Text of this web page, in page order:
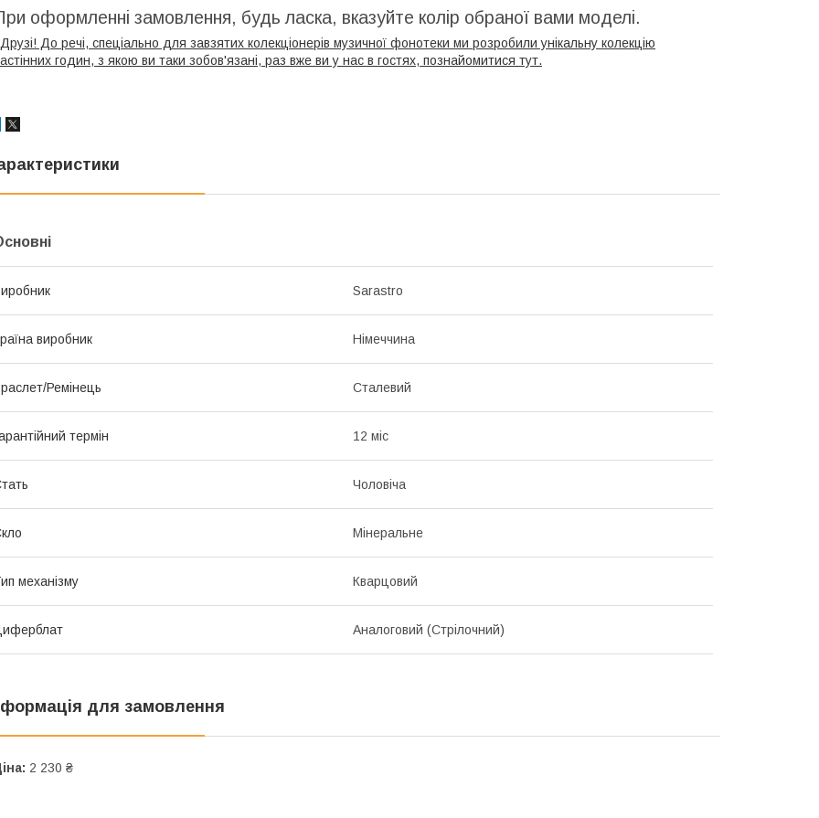
оформленні замовлення, будь ласка, вказуйте колір обраної вами моделі.
До речі, спеціально для завзятих колекціонерів музичної фонотеки ми розробили унікальну колекцію
годин, з якою ви таки зобов'язані, раз вже ви у нас в гостях, познайомитися тут.
Sarastro
виробник Німеччина
Ремінець Сталевий
термін 12 міс
Чоловіча
Мінеральне
механізму Кварцовий
Аналоговий (Стрілочний)
для замовлення
2 230 ₴